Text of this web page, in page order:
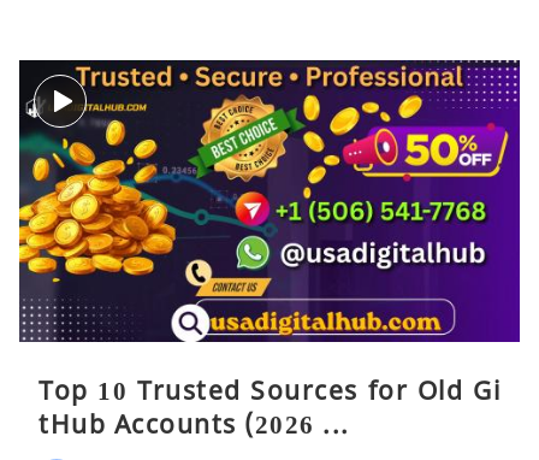
Top 10 Trusted Sources for Old Gi
tHub Accounts (2026 ...